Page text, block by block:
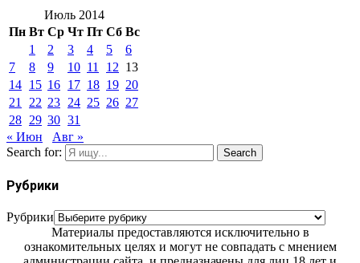
Июль 2014
Пн Вт Ср Чт Пт Сб Вс
1
2 3 4 5
6
7
8 9 10 11 12 13
14 15 16 17 18 19 20
21
22 23 24 25 26 27
28 29 30 31
« Июн
Авг »
Search for:
Search
Рубрики
Рубрики
Материалы предоставляются исключительно в
ознакомительных целях и могут не совпадать с мнением